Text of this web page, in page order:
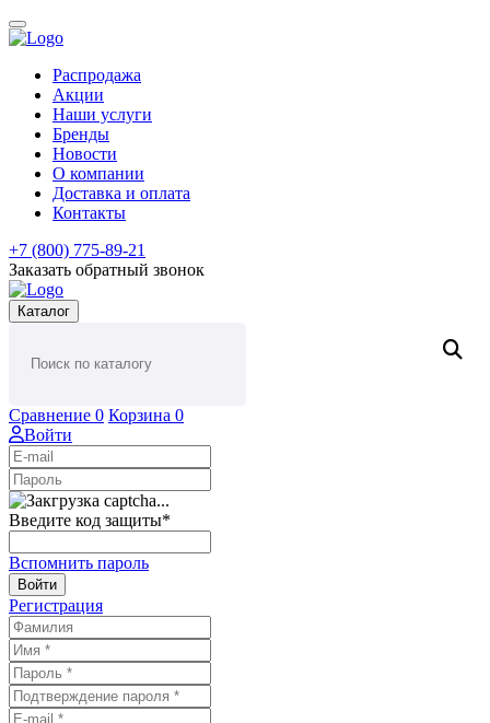
Распродажа
Акции
Наши услуги
Бренды
Новости
О компании
Доставка и оплата
Контакты
+7 (800) 775-89-21
Заказать обратный звонок
Каталог
Сравнение 0 Корзина 0
Войти
Введите код защиты*
Вспомнить пароль
Войти
Регистрация